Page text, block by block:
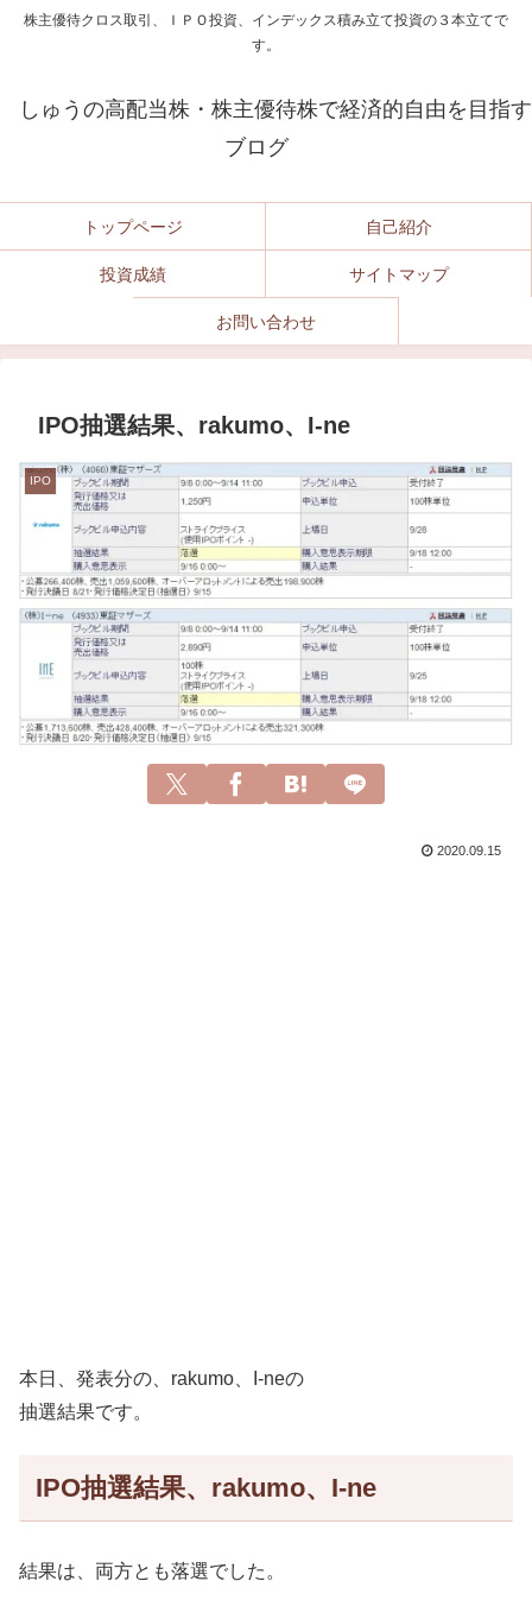
株主優待クロス取引、ＩＰＯ投資、インデックス積み立て投資の３本立てで
す。
しゅうの高配当株・株主優待株で経済的自由を目指す
ブログ
トップページ 自己紹介
投資成績 サイトマップ
お問い合わせ
IPO抽選結果、rakumo、I-ne
IPO
2020.09.15
本日、発表分の、rakumo、I-neの
抽選結果です。
IPO抽選結果、rakumo、I-ne
結果は、両方とも落選でした。